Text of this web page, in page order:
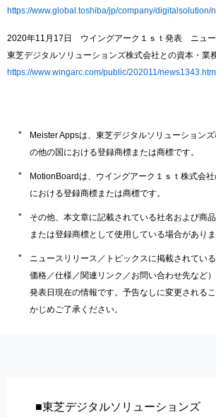
https://www.global.toshiba/jp/company/digitalsolution/
2020年11月17日 ウイングアーク１ｓｔ発表 ニュー
東芝デジタルソリューションズ株式会社との資本・業
https://www.wingarc.com/public/202011/news1343.html
Meister Appsは、東芝デジタルソリューション
の他の国における登録商標または商標です。
MotionBoardは、ウイングアーク１ｓｔ株式会
における登録商標または商標です。
その他、本文章に記載されている社名および商
または登録商標として使用している場合がありま
ニュースリリース／トピックスに掲載されてい
価格／仕様／関連リンク／お問い合わせ先など）
発表日現在の情報です。予告なしに変更される
かじめご了承ください。
■東芝デジタルソリューションズ